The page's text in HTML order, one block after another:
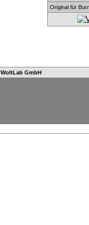
Original für
WoltLab GmbH